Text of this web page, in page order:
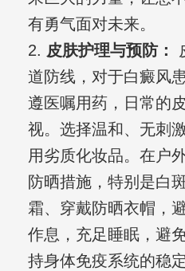
有勇气面对未来。
2. 皮肤护理与预防：
道防线，对于白癜风
遵医嘱用药，日常的
视。选择温和、无刺
用劣质化妆品。在户
防晒措施，特别是白
霜、穿戴防晒衣帽，
作息，充足睡眠，避
持身体免疫系统的稳